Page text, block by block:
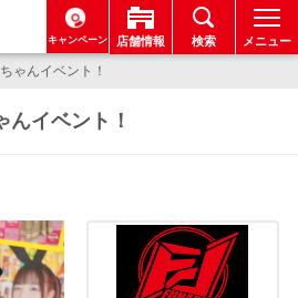
キャンペーン 店舗情報 検索 メニュー
ゃんイベント！
んイベント！